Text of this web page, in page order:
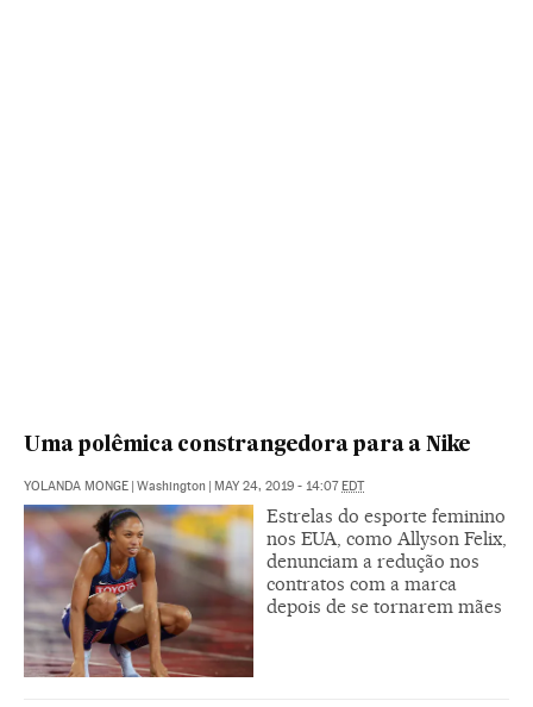
Uma polêmica constrangedora para a Nike
YOLANDA MONGE | Washington | MAY 24, 2019 - 14:07EDT
Estrelas do esporte feminino
nos EUA, como Allyson Felix,
denunciam a redução nos
contratos com a marca
depois de se tornarem mães